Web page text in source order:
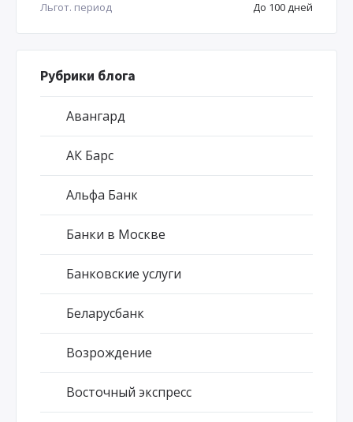
Льгот. период
До 100 дней
Рубрики блога
Авангард
АК Барс
Альфа Банк
Банки в Москве
Банковские услуги
Беларусбанк
Возрождение
Восточный экспресс